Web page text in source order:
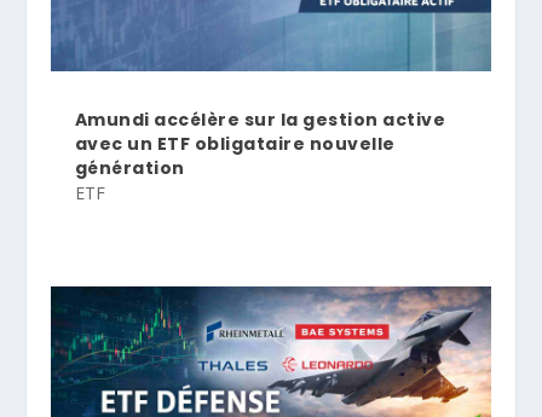
Amundi accélère sur la gestion active
avec un ETF obligataire nouvelle
génération
ETF